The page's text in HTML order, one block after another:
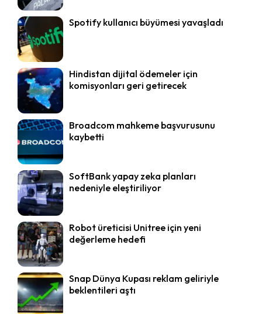
Spotify kullanıcı büyümesi yavaşladı
Hindistan dijital ödemeler için
komisyonları geri getirecek
Broadcom mahkeme başvurusunu
kaybetti
SoftBank yapay zeka planları
nedeniyle eleştiriliyor
Robot üreticisi Unitree için yeni
değerleme hedefi
Snap Dünya Kupası reklam geliriyle
beklentileri aştı